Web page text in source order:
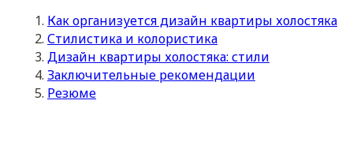
Как организуется дизайн квартиры холостяка
Стилистика и колористика
Дизайн квартиры холостяка: стили
Заключительные рекомендации
Резюме